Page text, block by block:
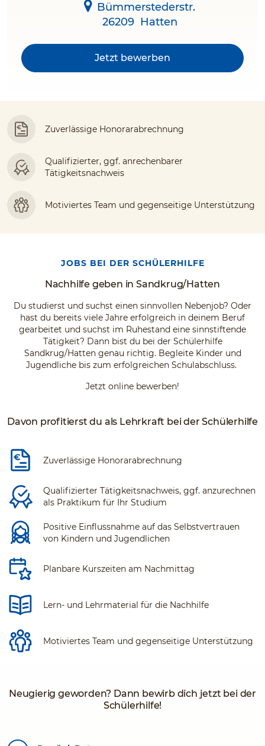
Bümmerstederstr.
26209 Hatten
Jetzt bewerben
Zuverlässige Honorarabrechnung
Qualifizierter, ggf. anrechenbarer
Tätigkeitsnachweis
Motiviertes Team und gegenseitige Unterstützung
JOBS BEI DER SCHÜLERHILFE
Nachhilfe geben in Sandkrug/Hatten
Du studierst und suchst einen sinnvollen Nebenjob? Oder
hast du bereits viele Jahre erfolgreich in deinem Beruf
gearbeitet und suchst im Ruhestand eine sinnstiftende
Tätigkeit? Dann bist du bei der Schülerhilfe
Sandkrug/Hatten genau richtig. Begleite Kinder und
Jugendliche bis zum erfolgreichen Schulabschluss.
Jetzt online bewerben!
Davon profitierst du als Lehrkraft bei der Schülerhilfe
Zuverlässige Honorarabrechnung
Qualifizierter Tätigkeitsnachweis, ggf. anzurechnen
als Praktikum für Ihr Studium
Positive Einflussnahme auf das Selbstvertrauen
von Kindern und Jugendlichen
Planbare Kurszeiten am Nachmittag
Lern- und Lehrmaterial für die Nachhilfe
Motiviertes Team und gegenseitige Unterstützung
Neugierig geworden? Dann bewirb dich jetzt bei der
Schülerhilfe!